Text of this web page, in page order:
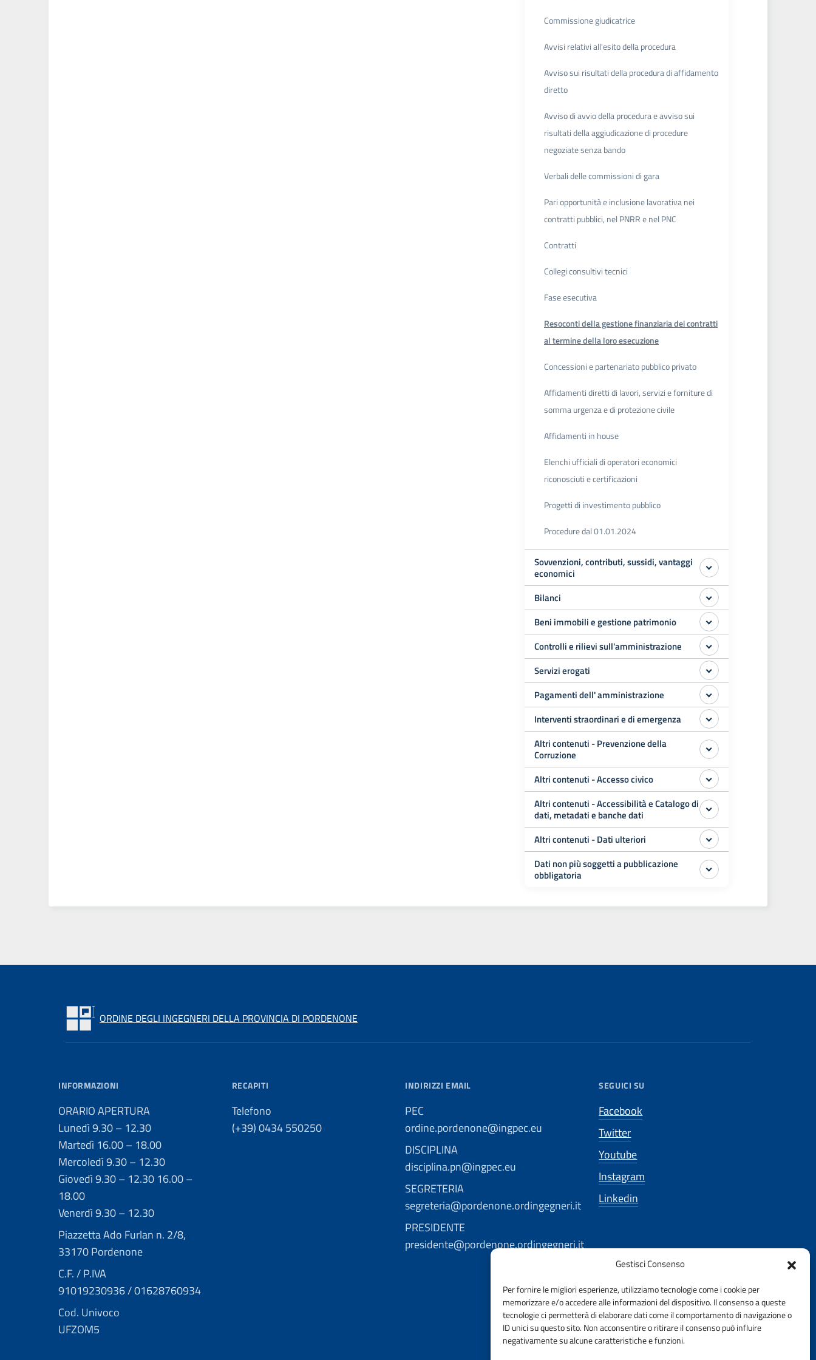
Gestisci Consenso
Per fornire le migliori esperienze, utilizziamo tecnologie come i cookie per
memorizzare e/o accedere alle informazioni del dispositivo. Il consenso a queste
tecnologie ci permetterà di elaborare dati come il comportamento di navigazione o
ID unici su questo sito. Non acconsentire o ritirare il consenso può influire
negativamente su alcune caratteristiche e funzioni.
Commissione giudicatrice
Avvisi relativi all'esito della procedura
Avviso sui risultati della procedura di affidamento
diretto
Avviso di avvio della procedura e avviso sui
risultati della aggiudicazione di procedure
negoziate senza bando
Verbali delle commissioni di gara
Pari opportunità e inclusione lavorativa nei
contratti pubblici, nel PNRR e nel PNC
Contratti
Collegi consultivi tecnici
Fase esecutiva
Resoconti della gestione finanziaria dei contratti
al termine della loro esecuzione
Concessioni e partenariato pubblico privato
Affidamenti diretti di lavori, servizi e forniture di
somma urgenza e di protezione civile
Affidamenti in house
Elenchi ufficiali di operatori economici
riconosciuti e certificazioni
Progetti di investimento pubblico
Procedure dal 01.01.2024
Sovvenzioni, contributi, sussidi, vantaggi
economici
Bilanci
Beni immobili e gestione patrimonio
Controlli e rilievi sull'amministrazione
Servizi erogati
Pagamenti dell' amministrazione
Interventi straordinari e di emergenza
Altri contenuti - Prevenzione della
Corruzione
Altri contenuti - Accesso civico
Altri contenuti - Accessibilità e Catalogo di
dati, metadati e banche dati
Altri contenuti - Dati ulteriori
Dati non più soggetti a pubblicazione
obbligatoria
ORDINE DEGLI INGEGNERI DELLA PROVINCIA DI PORDENONE
INFORMAZIONI
ORARIO APERTURA
Lunedì 9.30 – 12.30
Martedì 16.00 – 18.00
Mercoledì 9.30 – 12.30
Giovedì 9.30 – 12.30 16.00 –
18.00
Venerdì 9.30 – 12.30
Piazzetta Ado Furlan n. 2/8,
33170 Pordenone
C.F. / P.IVA
91019230936 / 01628760934
Cod. Univoco
UFZOM5
RECAPITI
Telefono
(+39) 0434 550250
INDIRIZZI EMAIL
PEC
ordine.pordenone@ingpec.eu
DISCIPLINA
disciplina.pn@ingpec.eu
SEGRETERIA
segreteria@pordenone.ordingegneri.it
PRESIDENTE
presidente@pordenone.ordingegneri.it
SEGUICI SU
Facebook
Twitter
Youtube
Instagram
Linkedin